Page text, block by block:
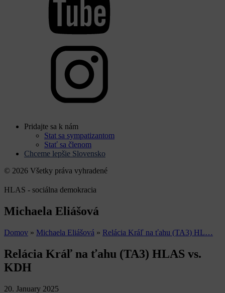
Pridajte sa k nám
Stat sa sympatizantom
Stať sa členom
Chceme lepšie Slovensko
© 2026 Všetky práva vyhradené
HLAS - sociálna demokracia
Michaela Eliášová
Domov » Michaela Eliášová » Relácia Kráľ na ťahu (TA3) HL…
Relácia Kráľ na ťahu (TA3) HLAS vs.
KDH
20. January 2025